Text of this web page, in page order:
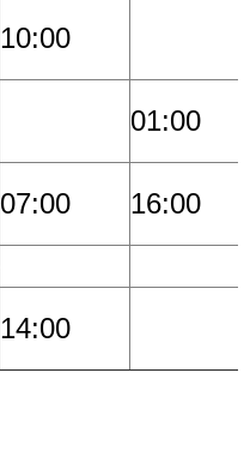
10:00
01:00
07:00
16:00
14:00